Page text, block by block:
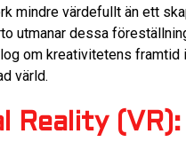
mindre värdefullt än ett
utmanar dessa
om kreativitetens framtid
värld.
Reality (VR):